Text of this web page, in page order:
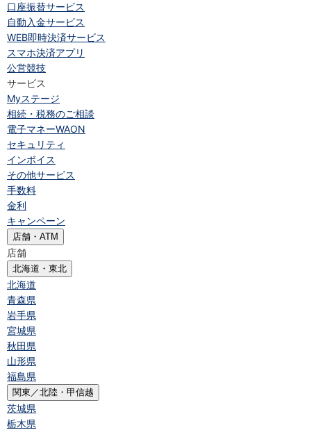
口座振替サービス
自動入金サービス
WEB即時決済サービス
スマホ決済アプリ
公営競技
サービス
Myステージ
相続・税務のご相談
電子マネーWAON
セキュリティ
インボイス
その他サービス
手数料
金利
キャンペーン
店舗・ATM
店舗
北海道・東北
北海道
青森県
岩手県
宮城県
秋田県
山形県
福島県
関東／北陸・甲信越
茨城県
栃木県